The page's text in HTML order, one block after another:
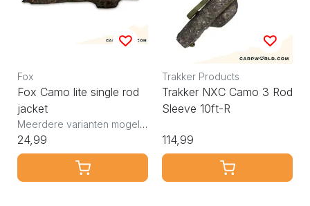
Fox
Fox Camo lite single rod
jacket
Meerdere varianten mogelijk
24,99
Trakker Products
Trakker NXC Camo 3 Rod
Sleeve 10ft-R
114,99